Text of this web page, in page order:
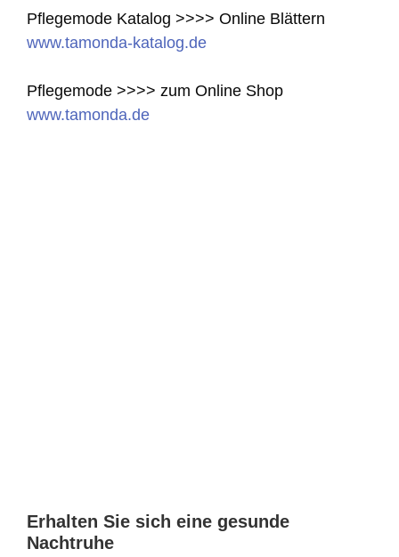
Pflegemode Katalog >>>> Online Blättern
www.tamonda-katalog.de
Pflegemode >>>> zum Online Shop
www.tamonda.de
Erhalten Sie sich eine gesunde
Nachtruhe